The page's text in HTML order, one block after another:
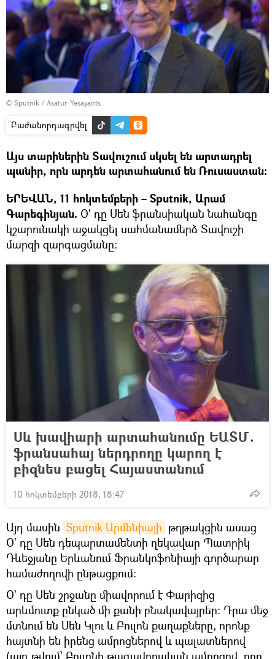
© Sputnik / Asatur Yesayants
Բաժանորդագրվել
Այս տարիներին Տավուշում սկսել են արտադրել
պանիր, որն արդեն արտահանում են Ռուսաստան:
ԵՐԵՎԱՆ, 11 հոկտեմբերի – Sputnik, Արամ
Գարեգինյան. Օ' դը Սեն ֆրանսիական նահանգը
կշարունակի աջակցել սահմանամերձ Տավուշի
մարզի զարգացմանը:
Սև խավիարի արտահանումը ԵԱՏՄ.
ֆրանսահայ ներդրողը կարող է
բիզնես բացել Հայաստանում
10 հոկտեմբերի 2018, 18:47
Այդ մասին Sputnik Արմենիայի թղթակցին ասաց
Օ' դը Սեն դեպարտամենտի ղեկավար Պատրիկ
Դևեջյանը Երևանում Ֆրանկոֆոնիայի գործարար
համաժողովի ընթացքում:
Օ' դը Սեն շրջանը միավորում է Փարիզից
արևմուտք ընկած մի քանի բնակավայրեր: Դրա մեջ
մտնում են Սեն Կլու և Բուլոն քաղաքները, որոնք
հայտնի են իրենց ամրոցներով և պալատներով
(այդ թվում՝ Բուլոնի թագավորական ամրոցով, որը